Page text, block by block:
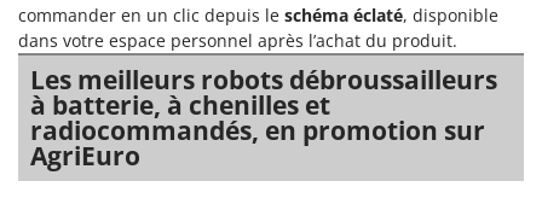
Coupe-branches
Couveuses à œufs
Cultivateurs Tiller à ressorts - Extirpateurs
D
Débroussailleuses
Besser Vacuum
Bestway
Beta tools
Bissell
Black & Decker
commander en un clic depuis le schéma éclaté, disponible
dans votre espace personnel après l’achat du produit.
Les meilleurs robots débroussailleurs
à batterie, à chenilles et
radiocommandés, en promotion sur
AgriEuro